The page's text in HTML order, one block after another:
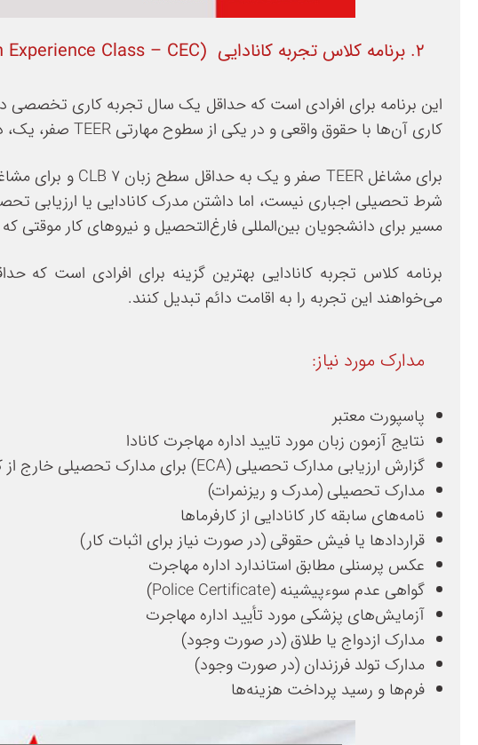
۲. برنامه کلاس تجربه کانادایی (Canadian Experience Class – CEC)
این برنامه برای افرادی است که حداقل یک سال تجربه کاری تخصصی
کاری آن‌ها با حقوق واقعی و در یکی از سطوح مهارتی TEER صفر، یک، دو یا سه بوده است.
مسیر برای دانشجویان بین‌المللی فارغ‌التحصیل و نیروهای کار
برنامه کلاس تجربه کانادایی بهترین گزینه برای افرادی است
می‌خواهند این تجربه را به اقامت دائم تبدیل کنند.
مدارک مورد نیاز:
پاسپورت معتبر
نتایج آزمون زبان مورد تایید اداره مهاجرت کانادا
گزارش ارزیابی مدارک تحصیلی (ECA) برای مدارک تحصیلی خارج از کانادا
مدارک تحصیلی (مدرک و ریزنمرات)
نامه‌های سابقه کار کانادایی از کارفرماها
قراردادها یا فیش حقوقی (در صورت نیاز برای اثبات کار)
عکس پرسنلی مطابق استاندارد اداره مهاجرت
گواهی عدم سوءپیشینه (Police Certificate)
آزمایش‌های پزشکی مورد تأیید اداره مهاجرت
مدارک ازدواج یا طلاق (در صورت وجود)
مدارک تولد فرزندان (در صورت وجود)
فرم‌ها و رسید پرداخت هزینه‌ها